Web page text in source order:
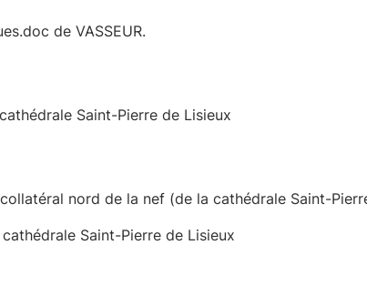
de VASSEUR.
Saint-Pierre de Lisieux
nord de la nef (de la cathédrale Saint-
Saint-Pierre de Lisieux